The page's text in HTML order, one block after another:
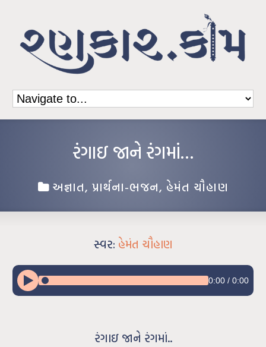
રંગાઇ જાને રંગમાં…
અજ્ઞાત, પ્રાર્થના-ભજન, હેમંત ચૌહાણ
સ્વર: હેમંત ચૌહાણ
0:00/ 0:00
રંગાઇ જાને રંગમાં..